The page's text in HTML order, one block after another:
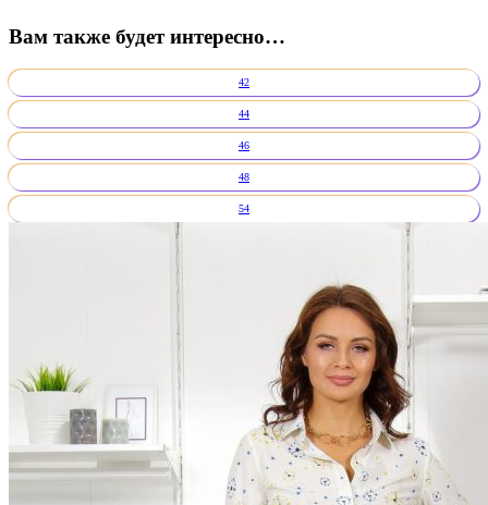
Вам также будет интересно…
42
44
46
48
54